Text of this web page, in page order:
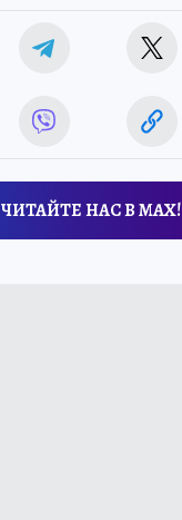
ЧИТАЙТЕ НАС В МАХ!